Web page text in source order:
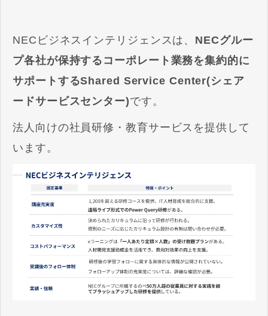
NECビジネスインテリジェンスは、 NECグルー
プ各社が保持するコーポレート業務を集約的に
サポートするShared Service Center(シェア
ードサービスセンター)です。
法人向けの社員研修・教育サービスを提供して
います。